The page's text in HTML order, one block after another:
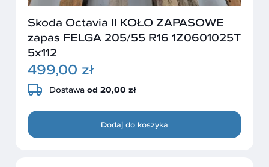
Skoda Octavia II KOŁO ZAPASOWE
zapas FELGA 205/55 R16 1Z0601025T
5x112
499,00 zł
Dostawa od 20,00 zł
Dodaj do koszyka